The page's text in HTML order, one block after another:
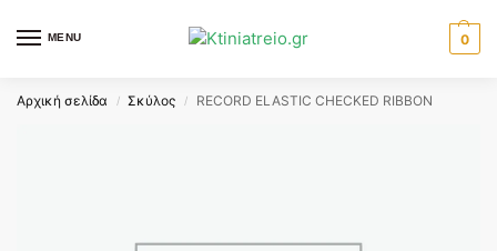
MENU 0
Αρχική σελίδα / Σκύλος / RECORD ELASTIC CHECKED RIBBON